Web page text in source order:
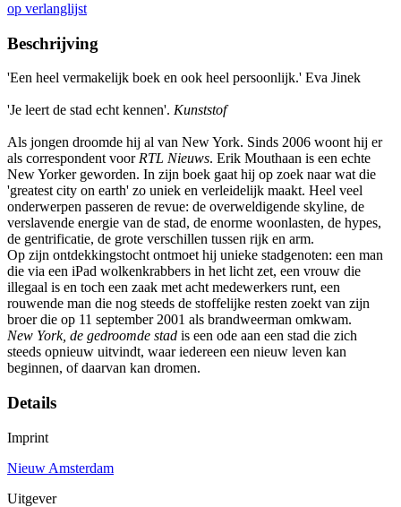
op verlanglijst
Beschrijving
'Een heel vermakelijk boek en ook heel persoonlijk.' Eva Jinek
'Je leert de stad echt kennen'. Kunststof
Als jongen droomde hij al van New York. Sinds 2006 woont hij er
als correspondent voorRTL Nieuws. Erik Mouthaan is een echte
New Yorker geworden. In zijn boek gaat hij op zoek naar wat die
'greatest city on earth' zo uniek en verleidelijk maakt. Heel veel
onderwerpen passeren de revue: de overweldigende skyline, de
verslavende energie van de stad, de enorme woonlasten, de hypes,
de gentrificatie, de grote verschillen tussen rijk en arm.
Op zijn ontdekkingstocht ontmoet hij unieke stadgenoten: een man
die via een iPad wolkenkrabbers in het licht zet, een vrouw die
illegaal is en toch een zaak met acht medewerkers runt, een
rouwende man die nog steeds de stoffelijke resten zoekt van zijn
broer die op 11 september 2001 als brandweerman omkwam.
New York, de gedroomde stad is een ode aan een stad die zich
steeds opnieuw uitvindt, waar iedereen een nieuw leven kan
beginnen, of daarvan kan dromen.
Details
Imprint
Nieuw Amsterdam
Uitgever